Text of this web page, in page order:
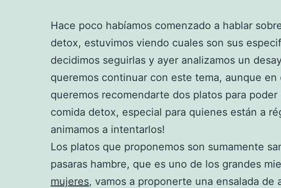
Hace poco habíamos comenzado a hablar
detox, estuvimos viendo cuales son sus
decidimos seguirlas y ayer analizamos un
queremos continuar con este tema, aunque en
queremos recomendarte dos platos para
comida detox, especial para quienes están a
animamos a intentarlos!
Los platos que proponemos son sumamente
pasaras hambre, que es uno de los grandes
mujeres, vamos a proponerte una ensalada de